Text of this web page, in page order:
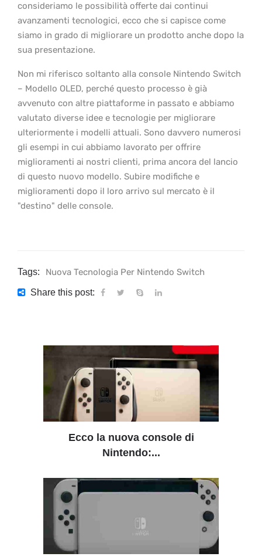
consideriamo le possibilità offerte dai continui
avanzamenti tecnologici, ecco che si capisce come
siamo in grado di migliorare un prodotto anche dopo la
sua presentazione.
Non mi riferisco soltanto alla console Nintendo Switch
– Modello OLED, perché questo processo è già
avvenuto con altre piattaforme in passato e abbiamo
valutato diverse idee e tecnologie per migliorare
ulteriormente i modelli attuali. Sono davvero numerosi
gli esempi in cui abbiamo lavorato per offrire
miglioramenti ai nostri clienti, prima ancora del lancio
di questo nuovo modello. Subire modifiche e
miglioramenti dopo il loro arrivo sul mercato è il
"destino" delle console.
Tags: Nuova Tecnologia Per Nintendo Switch
Share this post:
Ecco la nuova console di
Nintendo:...